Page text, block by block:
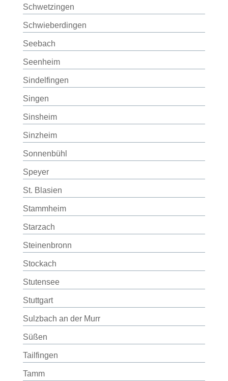
Schwetzingen
Schwieberdingen
Seebach
Seenheim
Sindelfingen
Singen
Sinsheim
Sinzheim
Sonnenbühl
Speyer
St. Blasien
Stammheim
Starzach
Steinenbronn
Stockach
Stutensee
Stuttgart
Sulzbach an der Murr
Süßen
Tailfingen
Tamm